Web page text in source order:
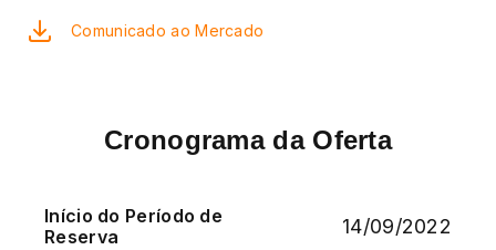
Comunicado ao Mercado
Cronograma da Oferta
Início do Período de
Reserva
14/09/2022